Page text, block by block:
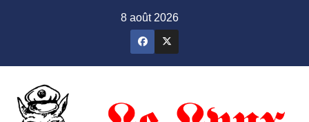
8 août 2026